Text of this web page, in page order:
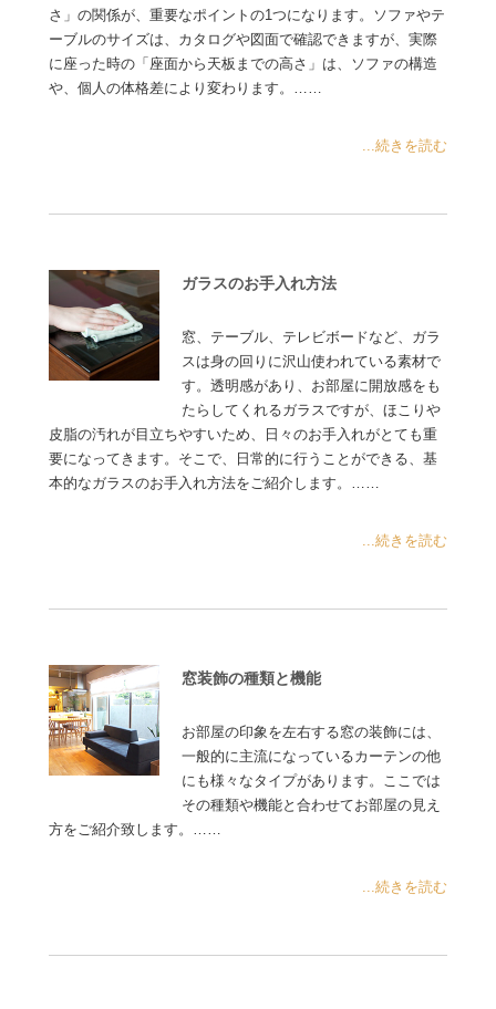
さ」の関係が、重要なポイントの1つになります。ソファやテ
ーブルのサイズは、カタログや図面で確認できますが、実際
に座った時の「座面から天板までの高さ」は、ソファの構造
や、個人の体格差により変わります。……
...続きを読む
ガラスのお手入れ方法
窓、テーブル、テレビボードなど、ガラ
スは身の回りに沢山使われている素材で
す。透明感があり、お部屋に開放感をも
たらしてくれるガラスですが、ほこりや
皮脂の汚れが目立ちやすいため、日々のお手入れがとても重
要になってきます。そこで、日常的に行うことができる、基
本的なガラスのお手入れ方法をご紹介します。……
...続きを読む
窓装飾の種類と機能
お部屋の印象を左右する窓の装飾には、
一般的に主流になっているカーテンの他
にも様々なタイプがあります。ここでは
その種類や機能と合わせてお部屋の見え
方をご紹介致します。……
...続きを読む